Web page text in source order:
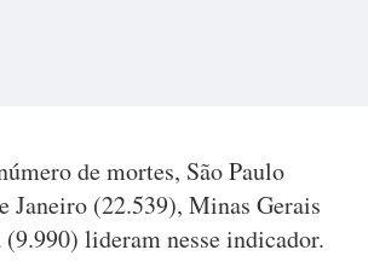
de mortes, São Paulo
Janeiro (22.539), Minas Gerais
(9.990) lideram nesse indicador.